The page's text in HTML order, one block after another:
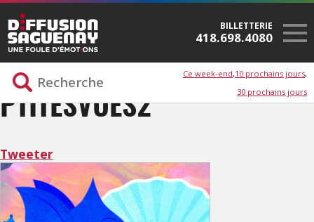
BILLETTERIE
418.698.4080
Ce week-end 10 prochains jours
30 prochains jours
PTITESVUES2
Tweeter